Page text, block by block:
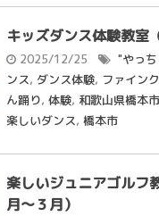
キッズダンス体験教室
2025/12/25 "やっ
ンス, ダンス体験, ファイン
ん踊り, 体験, 和歌山県橋本市
楽しいダンス, 橋本市
楽しいジュニアゴルフ
月～３月）